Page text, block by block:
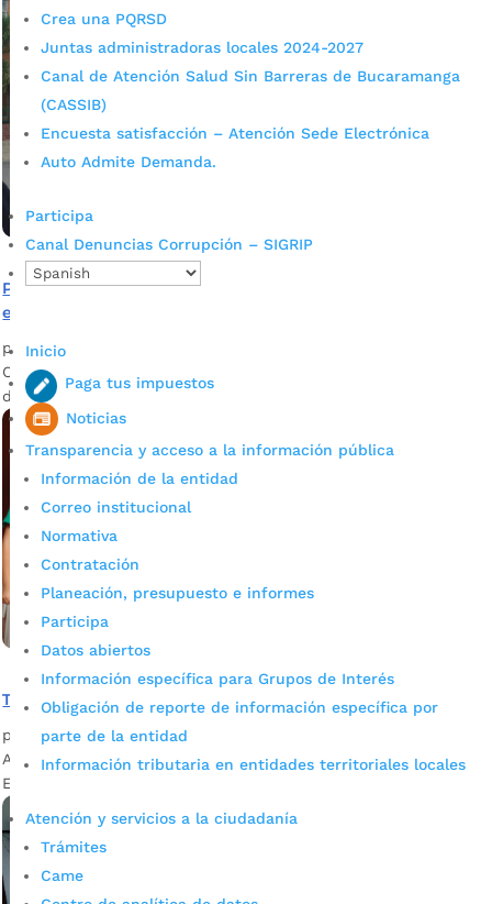
Crea una PQRSD
Juntas administradoras locales 2024-2027
Canal de Atención Salud Sin Barreras de Bucaramanga
(CASSIB)
Encuesta satisfacción – Atención Sede Electrónica
Auto Admite Demanda.
Participa
Canal Denuncias Corrupción – SIGRIP
Inicio
Paga tus impuestos
Noticias
Transparencia y acceso a la información pública
Información de la entidad
Correo institucional
Normativa
Contratación
Planeación, presupuesto e informes
Participa
Datos abiertos
Información específica para Grupos de Interés
Obligación de reporte de información específica por
parte de la entidad
Información tributaria en entidades territoriales locales
Atención y servicios a la ciudadanía
Trámites
Came
Policías en bicicletas velan por la seguridad de los
estudiantes que regresaron a clases
porEdgar Augusto Sánchez
Con esta estrategia se garantiza la seguridad de los menores
de edad.
Tenga en cuenta estos tips para el regreso a clases
por Edgar Augusto Sánchez
Así se llevará a cabo el regreso a clases en Bucaramanga.
Estas son las recomendaciones para iniciar el año escolar.